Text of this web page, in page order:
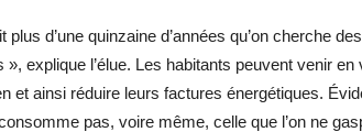
plus d’une quinzaine d’années qu’on cherche
», explique l’élue. Les habitants peuvent venir
et ainsi réduire leurs factures énergétiques.
consomme pas, voire même, celle que l’on ne